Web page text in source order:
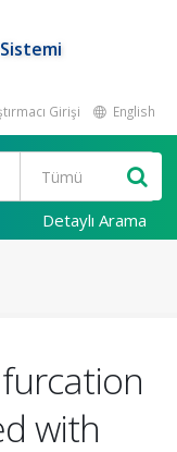
Girişi English
Detaylı Arama
with